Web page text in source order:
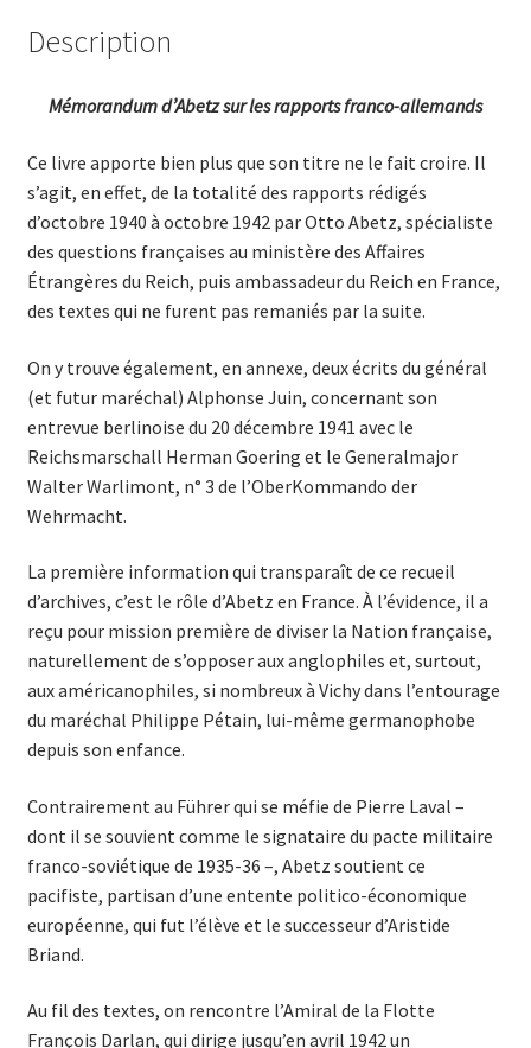
Description
Mémorandum d’Abetz sur les rapports franco-allemands
Ce livre apporte bien plus que son titre ne le fait croire. Il
s’agit, en effet, de la totalité des rapports rédigés
d’octobre 1940 à octobre 1942 par Otto Abetz, spécialiste
des questions françaises au ministère des Affaires
Étrangères du Reich, puis ambassadeur du Reich en France,
des textes qui ne furent pas remaniés par la suite.
On y trouve également, en annexe, deux écrits du général
(et futur maréchal) Alphonse Juin, concernant son
entrevue berlinoise du 20 décembre 1941 avec le
Reichsmarschall Herman Goering et le Generalmajor
Walter Warlimont, n° 3 de l’OberKommando der
Wehrmacht.
La première information qui transparaît de ce recueil
d’archives, c’est le rôle d’Abetz en France. À l’évidence, il a
reçu pour mission première de diviser la Nation française,
naturellement de s’opposer aux anglophiles et, surtout,
aux américanophiles, si nombreux à Vichy dans l’entourage
du maréchal Philippe Pétain, lui-même germa­nophobe
depuis son enfance.
Contrairement au Führer qui se méfie de Pierre Laval –
dont il se souvient comme le signataire du pacte militaire
franco-soviétique de 1935-36 –, Abetz soutient ce
pacifiste, partisan d’une entente politico-économique
européenne, qui fut l’élève et le successeur d’Aristide
Briand.
Au fil des textes, on rencontre l’Amiral de la Flotte
François Darlan, qui dirige jusqu’en avril 1942 un